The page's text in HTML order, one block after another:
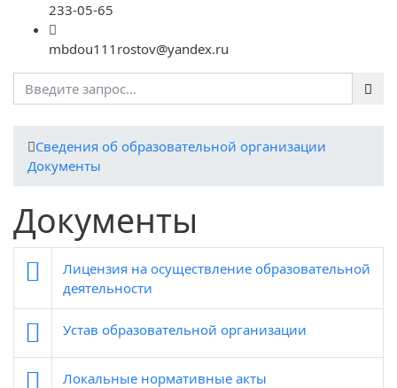
233-05-65
mbdou111rostov@yandex.ru
Cведения об образовательной организации
Документы
Документы
Лицензия на осуществление образовательной
деятельности
Устав образовательной организации
Локальные нормативные акты